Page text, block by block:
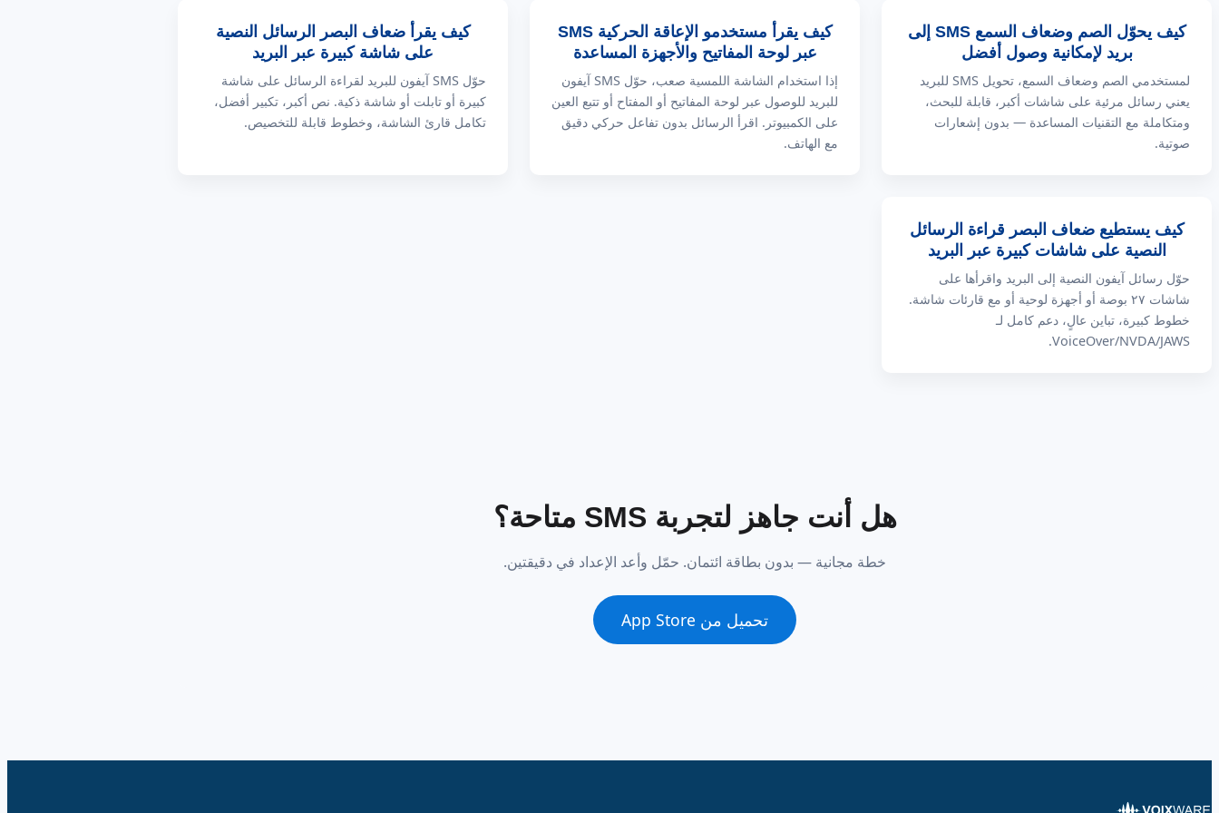
كيف يحوّل الصم وضعاف السمع SMS إلى
بريد لإمكانية وصول أفضل
لمستخدمي الصم وضعاف السمع، تحويل SMS للبريد
يعني رسائل مرئية على شاشات أكبر، قابلة للبحث،
ومتكاملة مع التقنيات المساعدة — بدون إشعارات
صوتية.
كيف يقرأ مستخدمو الإعاقة الحركية SMS
عبر لوحة المفاتيح والأجهزة المساعدة
إذا استخدام الشاشة اللمسية صعب، حوّل SMS آيفون
للبريد للوصول عبر لوحة المفاتيح أو المفتاح أو تتبع العين
على الكمبيوتر. اقرأ الرسائل بدون تفاعل حركي دقيق
مع الهاتف.
كيف يقرأ ضعاف البصر الرسائل النصية
على شاشة كبيرة عبر البريد
حوّل SMS آيفون للبريد لقراءة الرسائل على شاشة
كبيرة أو تابلت أو شاشة ذكية. نص أكبر، تكبير أفضل،
تكامل قارئ الشاشة، وخطوط قابلة للتخصيص.
كيف يستطيع ضعاف البصر قراءة الرسائل
النصية على شاشات كبيرة عبر البريد
حوّل رسائل آيفون النصية إلى البريد واقرأها على
شاشات ٢٧ بوصة أو أجهزة لوحية أو مع قارئات شاشة.
خطوط كبيرة، تباين عالٍ، دعم كامل لـ
VoiceOver/NVDA/JAWS.
هل أنت جاهز لتجربة SMS متاحة؟
خطة مجانية — بدون بطاقة ائتمان. حمّل وأعد الإعداد في دقيقتين.
تحميل من App Store